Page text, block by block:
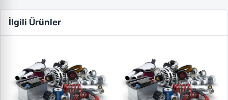
İlgili Ürünler